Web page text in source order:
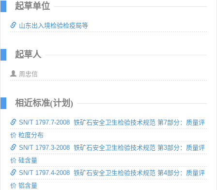
起草单位
山东出入境检验检疫局等
起草人
周忠信
相近标准(计划)
SN/T 1797.7-2008 铁矿石安全卫生检验技术规范 第7部分：质量评
价 粒度分布
SN/T 1797.3-2008 铁矿石安全卫生检验技术规范 第3部分：质量评
价 硅含量
SN/T 1797.4-2008 铁矿石安全卫生检验技术规范 第4部分：质量评
价 铝含量